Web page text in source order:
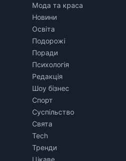
Мода та краса
Новини
Освіта
Подорожі
Поради
Психологія
Редакція
Шоу бізнес
Спорт
Суспільство
Свята
Tech
Тренди
Цікаве